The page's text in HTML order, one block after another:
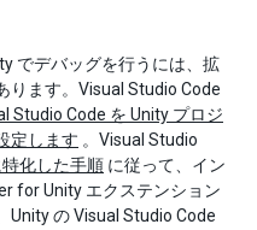
でデバッグを行うには、拡
ります。Visual Studio Code
Studio Code を Unity プロジ
定します 。Visual Studio
化した手順 に従って、イン
for Unity エクステンション
Unity の Visual Studio Code